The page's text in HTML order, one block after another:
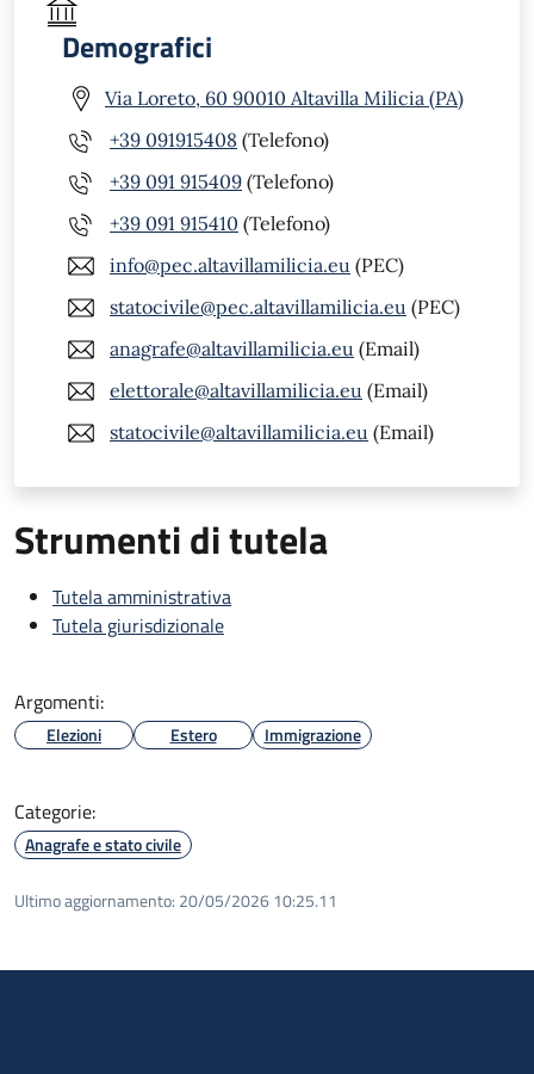
Demografici
Via Loreto, 60 90010 Altavilla Milicia (PA)
+39 091915408 (Telefono)
+39 091 915409 (Telefono)
+39 091 915410 (Telefono)
info@pec.altavillamilicia.eu (PEC)
statocivile@pec.altavillamilicia.eu (PEC)
anagrafe@altavillamilicia.eu (Email)
elettorale@altavillamilicia.eu (Email)
statocivile@altavillamilicia.eu (Email)
Strumenti di tutela
Tutela amministrativa
Tutela giurisdizionale
Argomenti:
Elezioni Estero Immigrazione
Categorie:
Anagrafe e stato civile
Ultimo aggiornamento: 20/05/2026 10:25.11